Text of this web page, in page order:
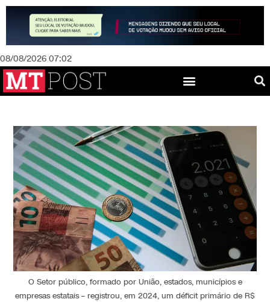
08/08/2026 07:02
O Setor público, formado por União, estados, municípios e
empresas estatais – registrou, em 2024, um déficit primário de R$